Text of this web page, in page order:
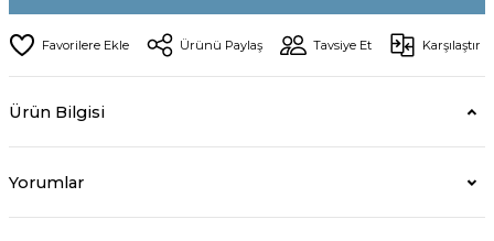
Ürünü Paylaş Tavsiye Et Karşılaştır
Ürün Bilgisi
Yorumlar